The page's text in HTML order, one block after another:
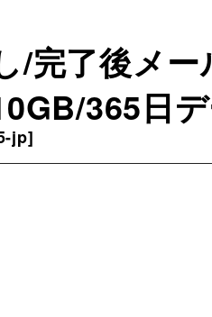
/完了後メ
365日
jp]